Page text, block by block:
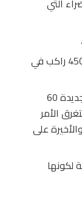
التي
السعة القصوى للنقل لكلا الخطين هي 45000 راكب في
ستكون من السفر لخط العاصمة الإدارية الجديدة 60
الأمر
والأخيرة على
لكونها